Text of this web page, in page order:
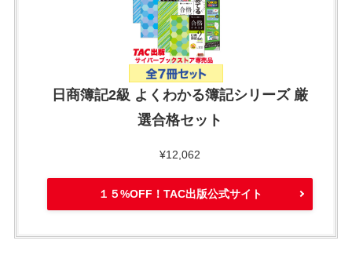
日商簿記2級 よくわかる簿記シリーズ 厳
選合格セット
¥12,062
１５%OFF！TAC出版公式サイト